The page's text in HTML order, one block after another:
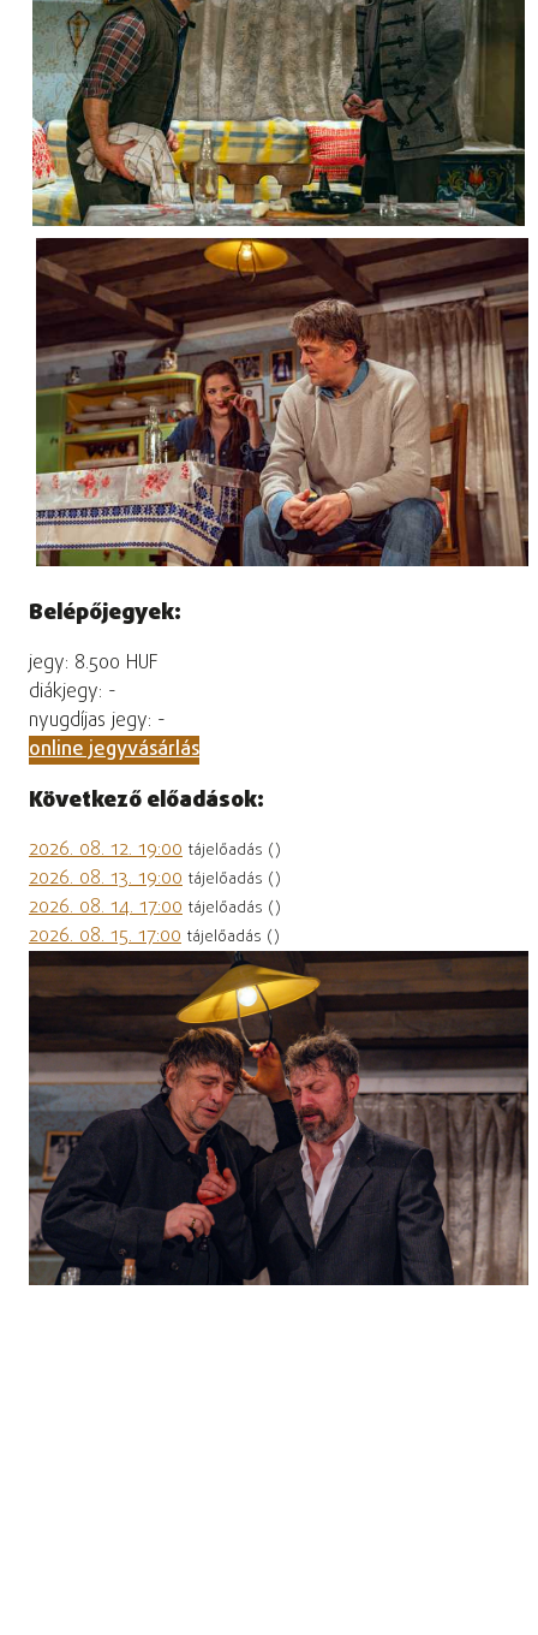
Belépőjegyek:
jegy: 8.500 HUF
diákjegy: -
nyugdíjas jegy: -
online jegyvásárlás
Következő előadások:
2026. 08. 12. 19:00 tájelőadás ()
2026. 08. 13. 19:00 tájelőadás ()
2026. 08. 14. 17:00 tájelőadás ()
2026. 08. 15. 17:00 tájelőadás ()